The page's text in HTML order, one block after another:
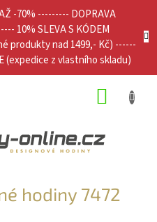
-70% --------- DOPRAVA
10% SLEVA S KÓDEM
produkty nad 1499,- Kč) ------
(expedice z vlastního skladu)
hodiny 7472